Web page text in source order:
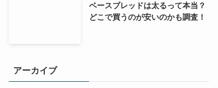
ベースブレッドは太るって本当？
どこで買うのが安いのかも調査！
アーカイブ